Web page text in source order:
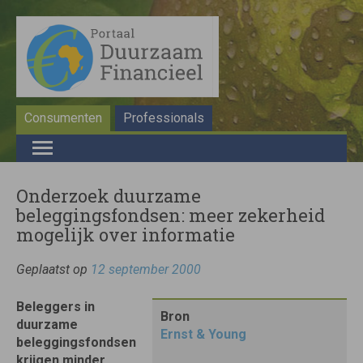
Consumenten Professionals
Onderzoek duurzame
beleggingsfondsen: meer zekerheid
mogelijk over informatie
Geplaatst op 12 september 2000
Bron
Ernst & Young
Beleggers in
duurzame
beleggingsfondsen